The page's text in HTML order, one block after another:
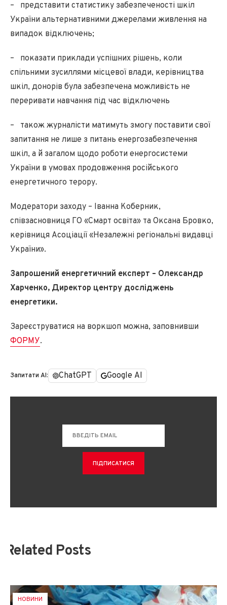
– представити статистику забезпеченості шкіл
України альтернативними джерелами живлення на
випадок відключень;
– показати приклади успішних рішень, коли
спільними зусиллями місцевої влади, керівництва
шкіл, донорів була забезпечена можливість не
переривати навчання під час відключень
– також журналісти матимуть змогу поставити свої
запитання не лише з питань енергозабезпечення
шкіл, а й загалом щодо роботи енергосистеми
України в умовах продовження російського
енергетичного терору.
Модератори заходу – Іванна Коберник,
співзасновниця ГО «Смарт освіта» та Оксана Бровко,
керівниця Асоціації «Незалежні регіональні видавці
України».
Запрошений енергетичний експерт – Олександр
Харченко, Директор центру досліджень
енергетики.
Зареєструватися на воркшоп можна, заповнивши
ФОРМУ.
Запитати AI: ChatGPT Google AI
Related Posts
НОВИНИ